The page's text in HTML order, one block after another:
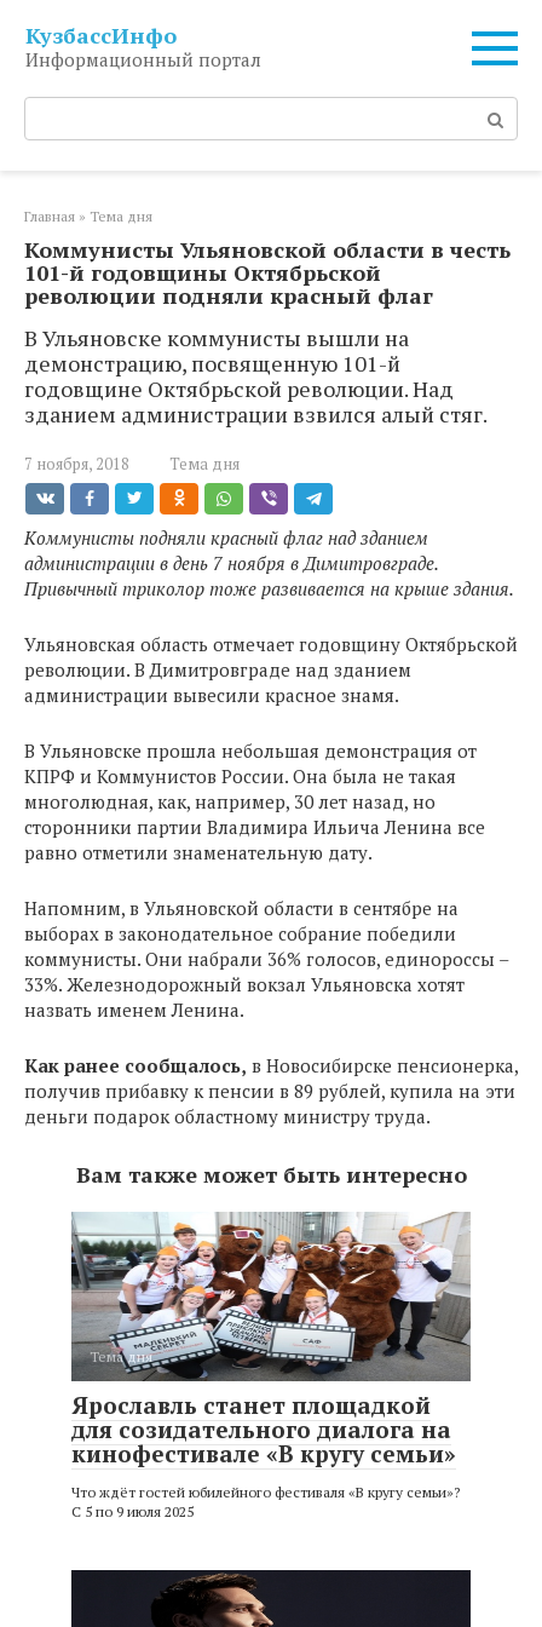
контенту
КузбассИнфо
Информационный портал
Поиск:
Главная » Тема дня
Коммунисты Ульяновской области в честь
101-й годовщины Октябрьской
революции подняли красный флаг
В Ульяновске коммунисты вышли на
демонстрацию, посвященную 101-й
годовщине Октябрьской революции. Над
зданием администрации взвился алый стяг.
7 ноября, 2018 Тема дня
Коммунисты подняли красный флаг над зданием
администрации в день 7 ноября в Димитровграде.
Привычный триколор тоже развивается на крыше здания.
Ульяновская область отмечает годовщину Октябрьской
революции. В Димитровграде над зданием
администрации вывесили красное знамя.
В Ульяновске прошла небольшая демонстрация от
КПРФ и Коммунистов России. Она была не такая
многолюдная, как, например, 30 лет назад, но
сторонники партии Владимира Ильича Ленина все
равно отметили знаменательную дату.
Напомним, в Ульяновской области в сентябре на
выборах в законодательное собрание победили
коммунисты. Они набрали 36% голосов, единороссы –
33%. Железнодорожный вокзал Ульяновска хотят
назвать именем Ленина.
Как ранее сообщалось, в Новосибирске пенсионерка,
получив прибавку к пенсии в 89 рублей, купила на эти
деньги подарок областному министру труда.
Вам также может быть интересно
Тема дня
Ярославль станет площадкой
для созидательного диалога на
кинофестивале «В кругу семьи»
Что ждёт гостей юбилейного фестиваля «В кругу семьи»?
С 5 по 9 июля 2025